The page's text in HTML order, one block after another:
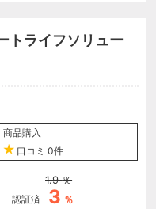
トライフソリュー
商品購入
口コミ 0件
認証済
1.9 ％
3 ％